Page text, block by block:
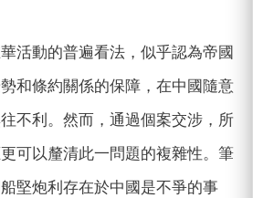
活動的普遍看法，似乎認為帝國
和條約關係的保障，在中國隨意
不利。然而，通過個案交涉，所
可以釐清此一問題的複雜性。筆
堅炮利存在於中國是不爭的事